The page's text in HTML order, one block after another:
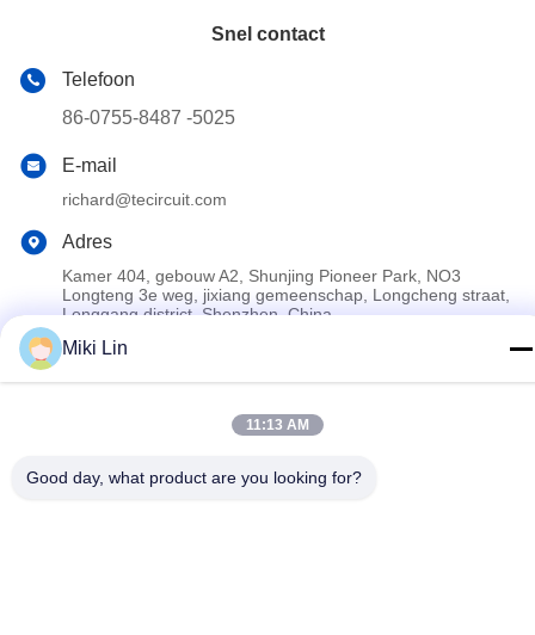
Snel contact
Telefoon
86-0755-8487 -5025
E-mail
richard@tecircuit.com
Adres
Kamer 404, gebouw A2, Shunjing Pioneer Park, NO3
Longteng 3e weg, jixiang gemeenschap, Longcheng straat,
Longgang district, Shenzhen, China
China Goed Kwaliteit Multilayer PCB Auteursrecht © 2024-2026
voorbehouden.
Miki Lin
11:13 AM
Good day, what product are you looking for?